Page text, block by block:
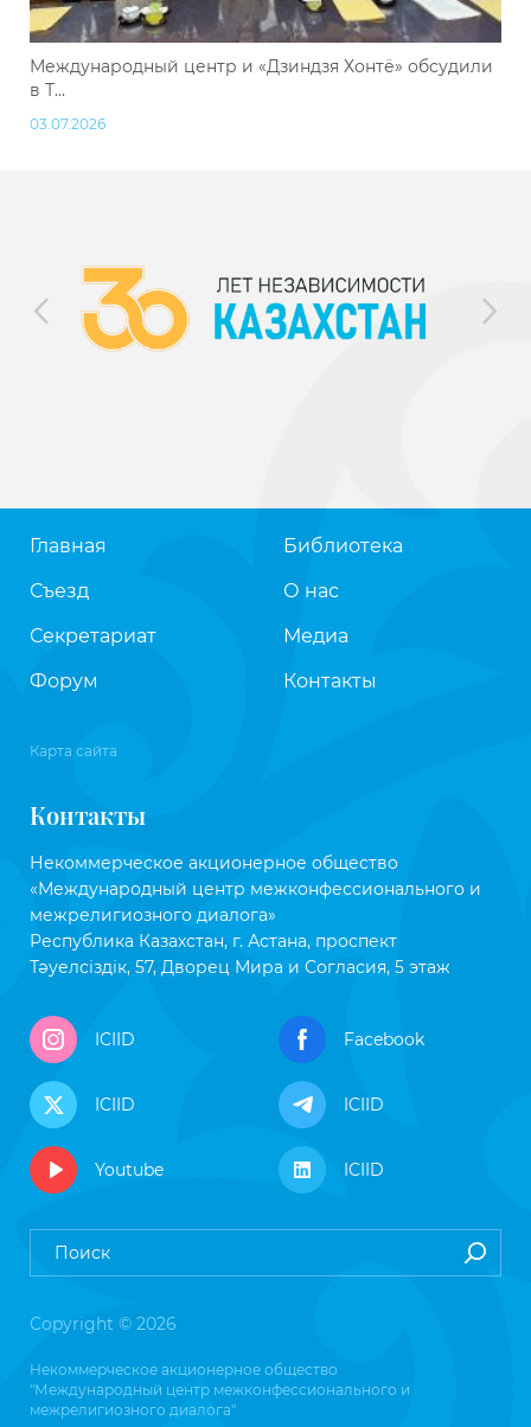
Международный центр и «Дзиндзя Хонтё» обсудили
в Т...
03.07.2026
Главная
Съезд
Секретариат
Форум
Библиотека
О нас
Медиа
Контакты
Карта сайта
Контакты
Некоммерческое акционерное общество
«Международный центр межконфессионального и
межрелигиозного диалога»
Республика Казахстан, г. Астана, проспект
Тәуелсіздік, 57, Дворец Мира и Согласия, 5 этаж
ICIID Facebook
ICIID ICIID
Youtube ICIID
Copyright © 2026
Некоммерческое акционерное общество
"Международный центр межконфессионального и
межрелигиозного диалога"